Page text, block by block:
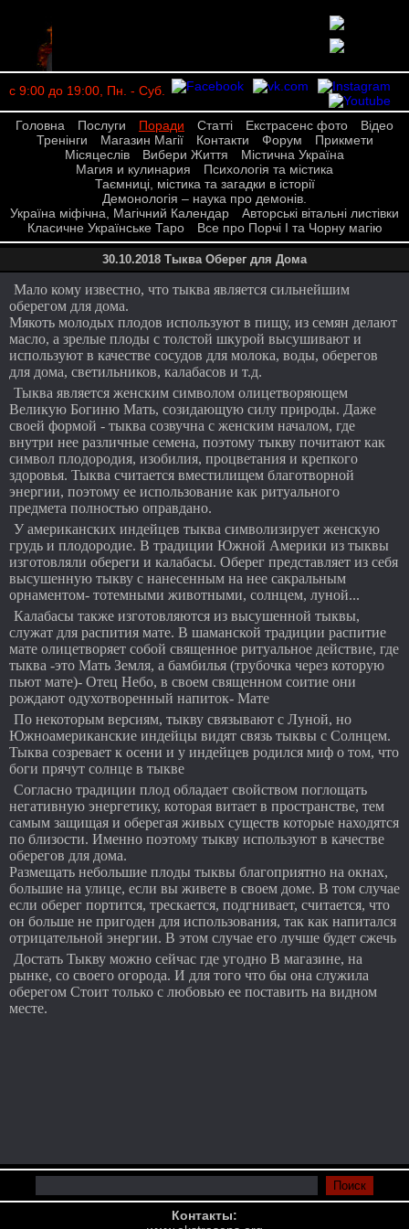
с 9:00 до 19:00, Пн. - Суб.
Головна Послуги Поради Статті Екстрасенс фото
Відео
Тренінги
Магазин Магії Контакти Форум
Прикмети
Місяцеслів
Вибери Життя
Містична Україна
Магия и кулинария
Психологія та містика
Таємниці, містика та загадки в історії
Демонологія – наука про демонів.
Україна міфічна, Магічний Календар
Авторські вітальні листівки
Класичне Українське Таро
Все про Порчі І та Чорну магію
30.10.2018 Тыква Оберег для Дома
Мало кому известно, что тыква является сильнейшим
оберегом для дома.
Мякоть молодых плодов используют в пищу, из семян делают
масло, а зрелые плоды с толстой шкурой высушивают и
используют в качестве сосудов для молока, воды, оберегов
для дома, светильников, калабасов и т.д.
Тыква является женским символом олицетворяющем
Великую Богиню Мать, созидающую силу природы. Даже
своей формой - тыква созвучна с женским началом, где
внутри нее различные семена, поэтому тыкву почитают как
символ плодородия, изобилия, процветания и крепкого
здоровья. Тыква считается вместилищем благотворной
энергии, поэтому ее использование как ритуального
предмета полностью оправдано.
У американских индейцев тыква символизирует женскую
грудь и плодородие. В традиции Южной Америки из тыквы
изготовляли обереги и калабасы. Оберег представляет из себя
высушенную тыкву с нанесенным на нее сакральным
орнаментом- тотемными животными, солнцем, луной...
Калабасы также изготовляются из высушенной тыквы,
служат для распития мате. В шаманской традиции распитие
мате олицетворяет собой священное ритуальное действие, где
тыква -это Мать Земля, а бамбилья (трубочка через которую
пьют мате)- Отец Небо, в своем священном соитие они
рождают одухотворенный напиток- Мате
По некоторым версиям, тыкву связывают с Луной, но
Южноамериканские индейцы видят связь тыквы с Солнцем.
Тыква созревает к осени и у индейцев родился миф о том, что
боги прячут солнце в тыкве
Согласно традиции плод обладает свойством поглощать
негативную энергетику, которая витает в пространстве, тем
самым защищая и оберегая живых существ которые находятся
по близости. Именно поэтому тыкву используют в качестве
оберегов для дома.
Размещать небольшие плоды тыквы благоприятно на окнах,
большие на улице, если вы живете в своем доме. В том случае
если оберег портится, трескается, подгнивает, считается, что
он больше не пригоден для использования, так как напитался
отрицательной энергии. В этом случае его лучше будет сжечь
Достать Тыкву можно сейчас где угодно В магазине, на
рынке, со своего огорода. И для того что бы она служила
оберегом Стоит только с любовью ее поставить на видном
месте.
Контакты: